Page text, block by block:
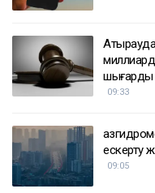
шығарды
09:33
ескерту
09:05